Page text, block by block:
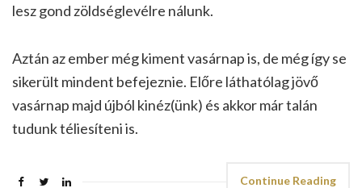
lesz gond zöldséglevélre nálunk.
Aztán az ember még kiment vasárnap is, de még így se
sikerült mindent befejeznie. Előre láthatólag jövő
vasárnap majd újból kinéz(ünk) és akkor már talán
tudunk téliesíteni is.
Continue Reading